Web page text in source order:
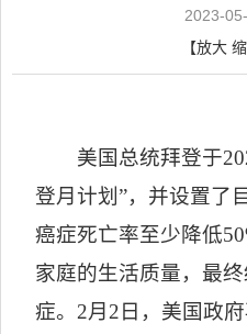
2023-
【放大
美国总统拜登于
登月计划”，并设置了
癌症死亡率至少降低
家庭的生活质量，最
症。 2月 2 日，美国政